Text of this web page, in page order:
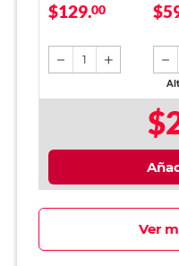
Abecedario 1 block
$129.00
1
Ver